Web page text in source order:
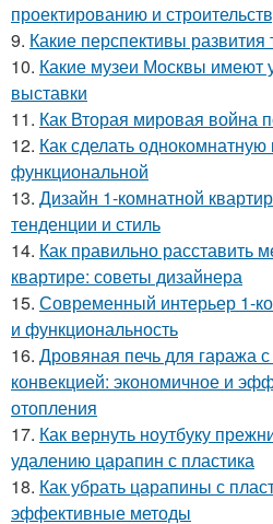
проектированию и
9. Какие перспективы
10. Какие музеи Москвы
выставки
11. Как Вторая мировая война
12. Как сделать однокомнатную
функциональной
13. Дизайн 1-комнатной
тенденции и стиль
14. Как правильно расставить
квартире: советы дизайнера
15. Современный интерьер 1-
и функциональность
16. Дровяная печь для гаража
конвекцией: экономичное и
отопления
17. Как вернуть ноутбуку
удалению царапин с пластика
18. Как убрать царапины с
эффективные методы